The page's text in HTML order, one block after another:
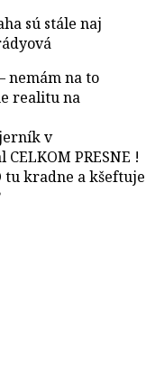
sú stále naj
nemám na to
realitu na
v
PRESNE !
tu kradne a kšeftuje